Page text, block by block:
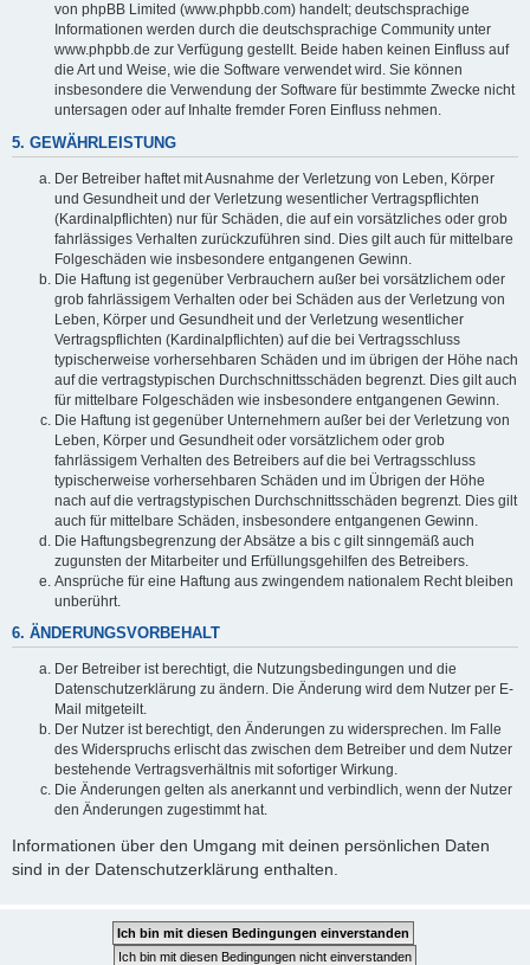
von phpBB Limited (www.phpbb.com) handelt; deutschsprachige
Informationen werden durch die deutschsprachige Community unter
www.phpbb.de zur Verfügung gestellt. Beide haben keinen Einfluss auf
die Art und Weise, wie die Software verwendet wird. Sie können
insbesondere die Verwendung der Software für bestimmte Zwecke nicht
untersagen oder auf Inhalte fremder Foren Einfluss nehmen.
5. GEWÄHRLEISTUNG
Der Betreiber haftet mit Ausnahme der Verletzung von Leben, Körper
und Gesundheit und der Verletzung wesentlicher Vertragspflichten
(Kardinalpflichten) nur für Schäden, die auf ein vorsätzliches oder grob
fahrlässiges Verhalten zurückzuführen sind. Dies gilt auch für mittelbare
Folgeschäden wie insbesondere entgangenen Gewinn.
Die Haftung ist gegenüber Verbrauchern außer bei vorsätzlichem oder
grob fahrlässigem Verhalten oder bei Schäden aus der Verletzung von
Leben, Körper und Gesundheit und der Verletzung wesentlicher
Vertragspflichten (Kardinalpflichten) auf die bei Vertragsschluss
typischerweise vorhersehbaren Schäden und im übrigen der Höhe nach
auf die vertragstypischen Durchschnittsschäden begrenzt. Dies gilt auch
für mittelbare Folgeschäden wie insbesondere entgangenen Gewinn.
Die Haftung ist gegenüber Unternehmern außer bei der Verletzung von
Leben, Körper und Gesundheit oder vorsätzlichem oder grob
fahrlässigem Verhalten des Betreibers auf die bei Vertragsschluss
typischerweise vorhersehbaren Schäden und im Übrigen der Höhe
nach auf die vertragstypischen Durchschnittsschäden begrenzt. Dies gilt
auch für mittelbare Schäden, insbesondere entgangenen Gewinn.
Die Haftungsbegrenzung der Absätze a bis c gilt sinngemäß auch
zugunsten der Mitarbeiter und Erfüllungsgehilfen des Betreibers.
Ansprüche für eine Haftung aus zwingendem nationalem Recht bleiben
unberührt.
6. ÄNDERUNGSVORBEHALT
Der Betreiber ist berechtigt, die Nutzungsbedingungen und die
Datenschutzerklärung zu ändern. Die Änderung wird dem Nutzer per E-
Mail mitgeteilt.
Der Nutzer ist berechtigt, den Änderungen zu widersprechen. Im Falle
des Widerspruchs erlischt das zwischen dem Betreiber und dem Nutzer
bestehende Vertragsverhältnis mit sofortiger Wirkung.
Die Änderungen gelten als anerkannt und verbindlich, wenn der Nutzer
den Änderungen zugestimmt hat.
Informationen über den Umgang mit deinen persönlichen Daten
sind in der Datenschutzerklärung enthalten.